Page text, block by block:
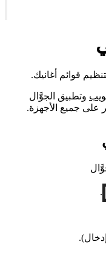
قوائم أغانيك.
وتطبيق الجوَّال
على جميع الأجهزة.
.